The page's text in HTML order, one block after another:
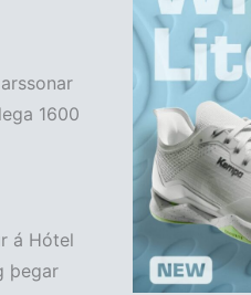
1600
á Hótel
þegar